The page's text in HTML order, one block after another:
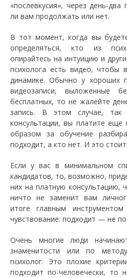
«послевкусия», через день-
ли вам продолжать или нет.
В тот момент, когда вы
определяться, кто из
опирайтесь на интуицию и
психолога есть видео, чтобы
динамике. Обычно у хороших
видеозаписи, выложенные
бесплатных, то не жалейте
запись. В этом случае,
консультации, вы платите
образом за обучение
подходит, а кто нет. И это
Если у вас в минимальном
кандидатов, то, возможно,
них на платную консультацию,
ничто не заменит вам
итоге главным
чувствование: подходит — не
Очень многие люди
знаменитости или по
психолог. Это плохие
подходит по-человечески, то